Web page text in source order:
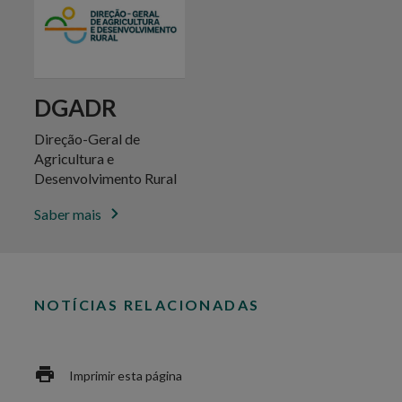
DGADR
Direção-Geral de
Agricultura e
Desenvolvimento Rural
Saber mais
NOTÍCIAS RELACIONADAS
Imprimir esta página